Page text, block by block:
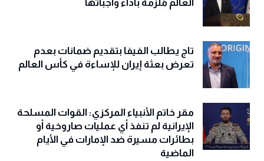
العالم مُلزمة بأداء واجباتها
تاج يطالب الفيفا بتقديم ضمانات بعدم
تعرض بعثة إيران للإساءة في كأس العالم
مقر خاتم الأنبياء المركزي: القوات المسلحة
الإيرانية لم تنفذ أي عمليات صاروخية أو
بطائرات مسيرة ضد الإمارات في الأيام
الماضية